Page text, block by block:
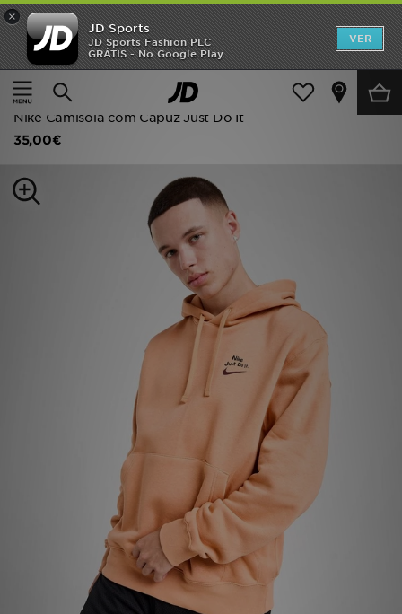
×
JD Sports
JD Sports Fashion PLC
GRÁTIS - No Google Play
VER
Página principal
Homem
Roupa de Homem
Nike Camisola com Capuz Just Do It
35,00€
INÍCIO
Promoções
NOVIDADES
MULHER
LOCALIZADOR DE LOJAS
SUBSCREVE